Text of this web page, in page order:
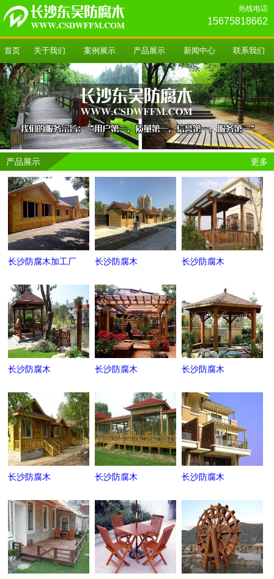
热线电话
15675818662
首页 关于我们 案例展示 产品展示 新闻中心 联系我们
产品展示 更多
长沙防腐木加工厂 长沙防腐木 长沙防腐木
长沙防腐木 长沙防腐木 长沙防腐木
长沙防腐木 长沙防腐木 长沙防腐木